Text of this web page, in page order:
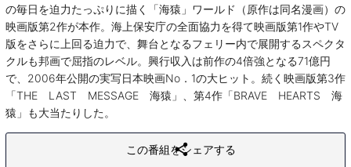
の毎日を迫力たっぷりに描く「海猿」ワールド（原作は同名漫画）の
映画版第2作が本作。海上保安庁の全面協力を得て映画版第1作やTV
版をさらに上回る迫力で、舞台となるフェリー内で展開するスペクタ
クルも邦画で屈指のレベル。興行収入は前作の4倍強となる71億円
で、2006年公開の実写日本映画No．1の大ヒット。続く映画版第3作
「THE LAST MESSAGE 海猿」、第4作「BRAVE HEARTS 海
猿」も大当たりした。
この番組をシェアする